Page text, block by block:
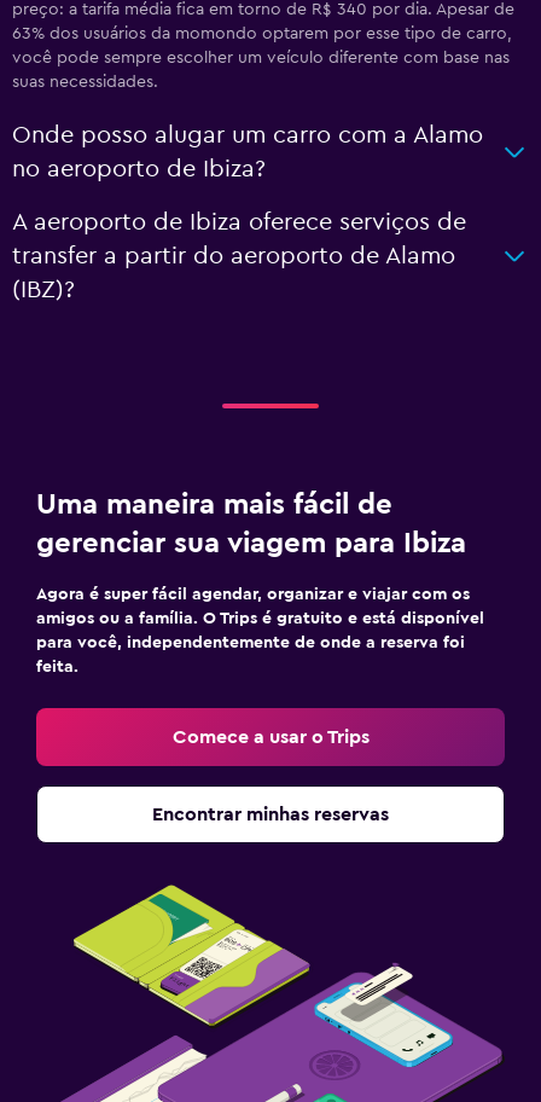
preço: a tarifa média fica em torno de R$ 340 por dia. Apesar de
63% dos usuários da momondo optarem por esse tipo de carro,
você pode sempre escolher um veículo diferente com base nas
suas necessidades.
Onde posso alugar um carro com a Alamo
no aeroporto de Ibiza?
A aeroporto de Ibiza oferece serviços de
transfer a partir do aeroporto de Alamo
(IBZ)?
Uma maneira mais fácil de
gerenciar sua viagem para Ibiza
Agora é super fácil agendar, organizar e viajar com os
amigos ou a família. O Trips é gratuito e está disponível
para você, independentemente de onde a reserva foi
feita.
Comece a usar o Trips
Encontrar minhas reservas